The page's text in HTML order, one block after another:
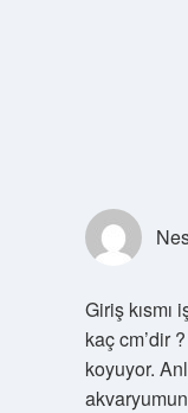
Giriş kısmı
kaç cm’dir
koyuyor.